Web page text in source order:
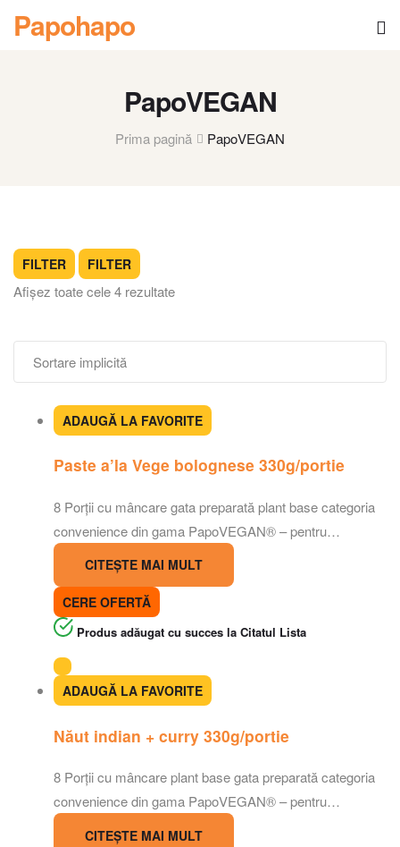
Papohapo
PapoVEGAN
Prima pagină PapoVEGAN
FILTER FILTER
Afișez toate cele 4 rezultate
ADAUGĂ LA FAVORITE
Paste a’la Vege bolognese 330g/portie
8 Porții cu mâncare gata preparată plant base categoria
convenience din gama PapoVEGAN® – pentru…
CITEȘTE MAI MULT
CERE OFERTĂ
Produs adăugat cu succes la Citatul Lista
ADAUGĂ LA FAVORITE
Năut indian + curry 330g/portie
8 Porții cu mâncare plant base gata preparată categoria
convenience din gama PapoVEGAN® – pentru…
CITEȘTE MAI MULT